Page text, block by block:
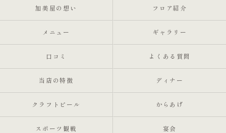
加美屋の想い フロア紹介
メニュー ギャラリー
口コミ よくある質問
当店の特徴 ディナー
クラフトビール からあげ
スポーツ観戦 宴会